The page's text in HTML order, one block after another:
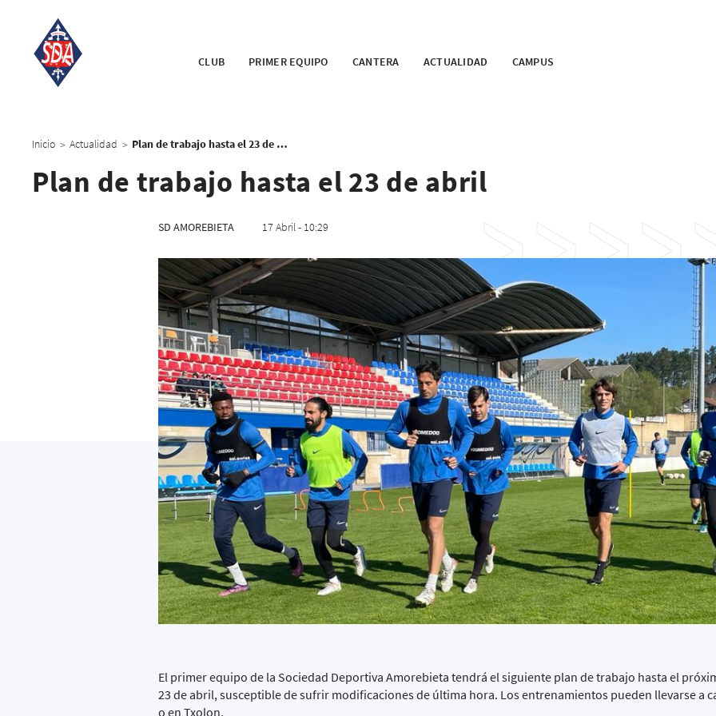
CLUB PRIMER EQUIPO CANTERA ACTUALIDAD CAMPUS
Inicio > Actualidad > Plan de trabajo hasta el 23 de abril
Plan de trabajo hasta el 23 de abril
SD AMOREBIETA 17 Abril - 10:29
El primer equipo de la Sociedad Deportiva Amorebieta tendrá el siguiente plan de trabajo hasta el
23 de abril, susceptible de sufrir modificaciones de última hora. Los entrenamientos pueden llevarse a
o en Txolon.